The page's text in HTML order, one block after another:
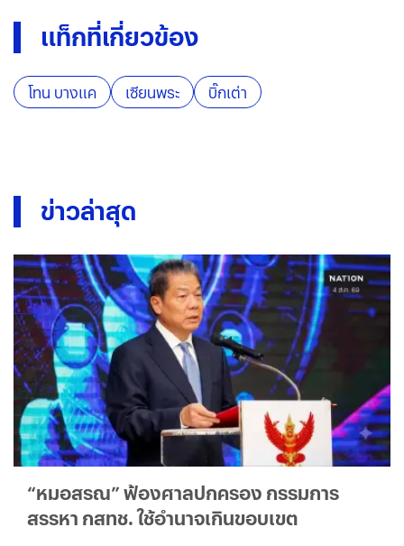
แท็กที่เกี่ยวข้อง
โทน บางแค เซียนพระ บิ๊กเต่า
ข่าวล่าสุด
“หมอสรณ” ฟ้องศาลปกครอง กรรมการ
สรรหา กสทช. ใช้อำนาจเกินขอบเขต